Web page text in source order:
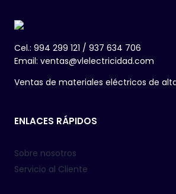
Cel.: 994 299 121 / 937 634 706
Email: ventas@vlelectricidad.com
Ventas de materiales eléctricos de
ENLACES RÁPIDOS
Sobre nosotros
Servicio al Cliente